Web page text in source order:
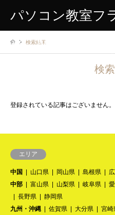
パソコン教室フ
業、開業、独立
検索結果
検
登録されている記事はございません。
エリア
中国 山口県 岡山県 島根県
中部
富山県 山梨県 岐阜県
長野県
静岡県
九州・沖縄
佐賀県 大分県 宮崎